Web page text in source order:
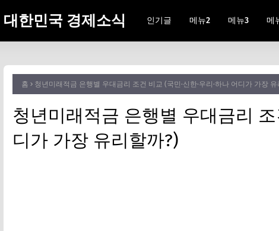
대한민국 경제소식 인기글 메뉴2 메뉴3 메
홈 청년미래적금 은행별 우대금리 조건 비교 (국민·신한·우리·하나 어디가 가장
청년미래적금 은행별 우대금리 조
디가 가장 유리할까?)